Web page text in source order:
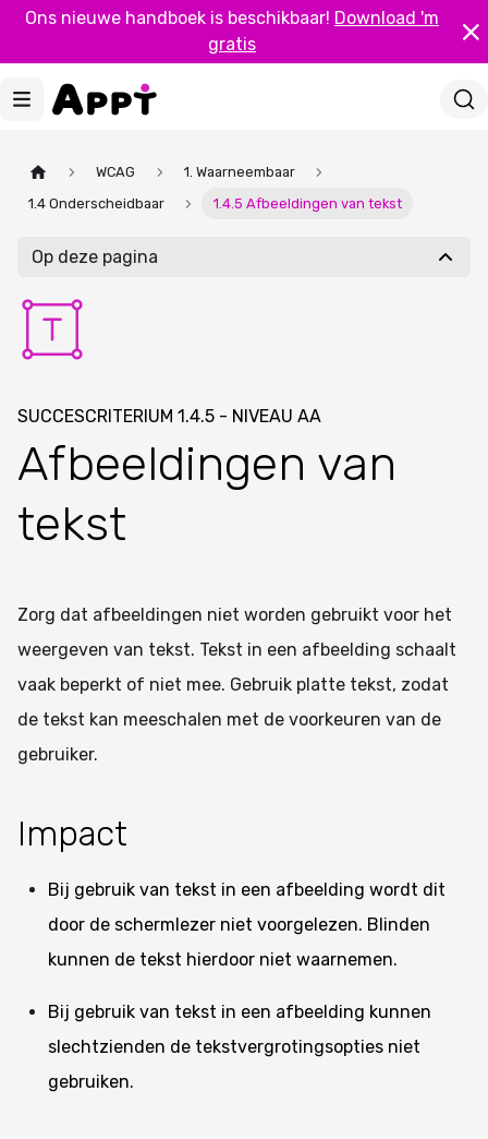
Ons nieuwe handboek is beschikbaar! Download 'm
gratis
WCAG
1. Waarneembaar
1.4 Onderscheidbaar
1.4.5 Afbeeldingen van tekst
Op deze pagina
SUCCESCRITERIUM 1.4.5 - NIVEAU AA
Afbeeldingen van
tekst
Zorg dat afbeeldingen niet worden gebruikt voor het
weergeven van tekst. Tekst in een afbeelding schaalt
vaak beperkt of niet mee. Gebruik platte tekst, zodat
de tekst kan meeschalen met de voorkeuren van de
gebruiker.
Impact
Bij gebruik van tekst in een afbeelding wordt dit
door de schermlezer niet voorgelezen. Blinden
kunnen de tekst hierdoor niet waarnemen.
Bij gebruik van tekst in een afbeelding kunnen
slechtzienden de tekstvergrotingsopties niet
gebruiken.